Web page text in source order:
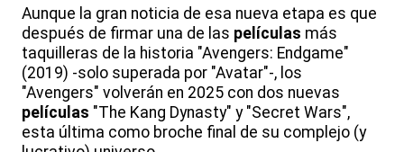
Aunque la gran noticia de esa nueva etapa es que
después de firmar una de las películas más
taquilleras de la historia "Avengers: Endgame"
(2019) -solo superada por "Avatar"-, los
"Avengers" volverán en 2025 con dos nuevas
películas "The Kang Dynasty" y "Secret Wars",
esta última como broche final de su complejo (y